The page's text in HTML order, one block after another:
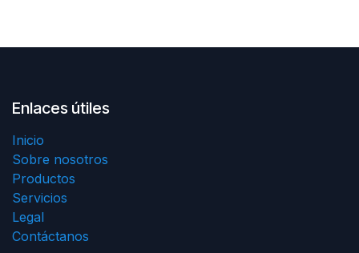
Enlaces útiles
Inicio
Sobre nosotros
Productos
Servicios
Legal
Contáctanos